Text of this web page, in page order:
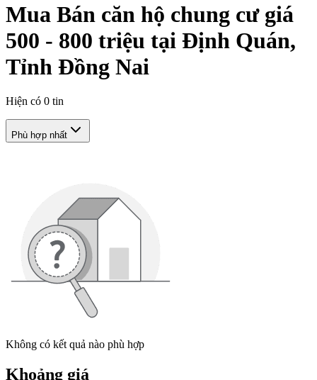
Mua Bán căn hộ chung cư giá
500 - 800 triệu tại Định Quán,
Tỉnh Đồng Nai
Hiện có 0 tin
Phù hợp nhất
Không có kết quả nào phù hợp
Khoảng giá